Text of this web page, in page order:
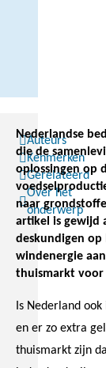
Auteurs
Kenmerken
Gerelateerd
Over het
onderwerp
Nederlandse
die de
oplossingen op
naar
artikel is gewijd
deskundigen
windenergie
thuismarkt voor
Is Nederland
en er zo extra
thuismarkt zijn